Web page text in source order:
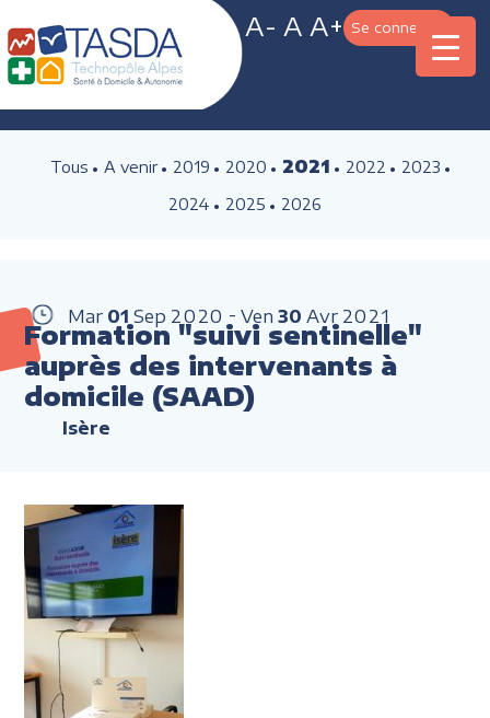
A- A A+ Se connecter
Tous A venir 2019 2020 2021 2022
2023
2024
2025 2026
Mar 01 Sep 2020 Ven 30 Avr 2021
Formation "suivi sentinelle"
auprès des intervenants à
domicile (SAAD)
Isère